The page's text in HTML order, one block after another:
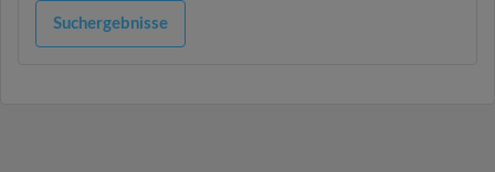
Suchergebnisse
i